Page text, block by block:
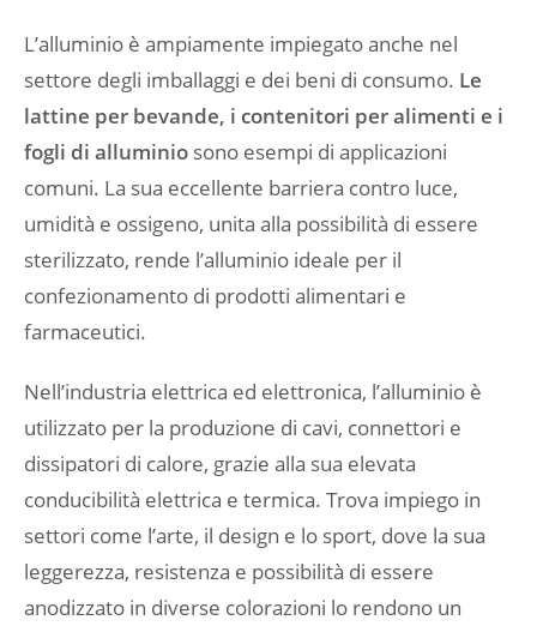
L’alluminio è ampiamente impiegato anche nel
settore degli imballaggi e dei beni di consumo. Le
lattine per bevande, i contenitori per alimenti e i
fogli di alluminio sono esempi di applicazioni
comuni. La sua eccellente barriera contro luce,
umidità e ossigeno, unita alla possibilità di essere
sterilizzato, rende l’alluminio ideale per il
confezionamento di prodotti alimentari e
farmaceutici.
Nell’industria elettrica ed elettronica, l’alluminio è
utilizzato per la produzione di cavi, connettori e
dissipatori di calore, grazie alla sua elevata
conducibilità elettrica e termica. Trova impiego in
settori come l’arte, il design e lo sport, dove la sua
leggerezza, resistenza e possibilità di essere
anodizzato in diverse colorazioni lo rendono un